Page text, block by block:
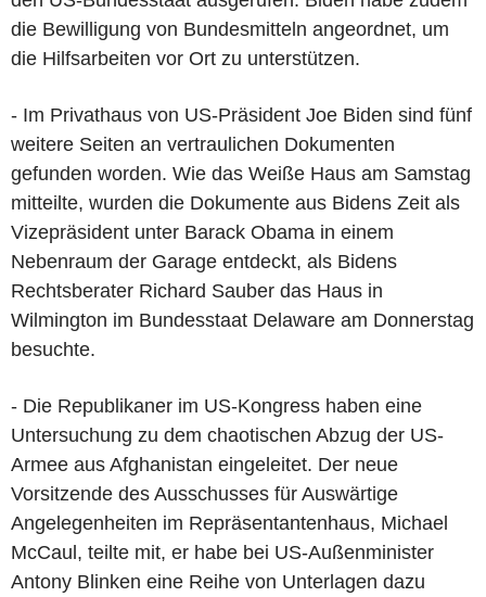
die Bewilligung von Bundesmitteln angeordnet, um
die Hilfsarbeiten vor Ort zu unterstützen.
- Im Privathaus von US-Präsident Joe Biden sind fünf
weitere Seiten an vertraulichen Dokumenten
gefunden worden. Wie das Weiße Haus am Samstag
mitteilte, wurden die Dokumente aus Bidens Zeit als
Vizepräsident unter Barack Obama in einem
Nebenraum der Garage entdeckt, als Bidens
Rechtsberater Richard Sauber das Haus in
Wilmington im Bundesstaat Delaware am Donnerstag
besuchte.
- Die Republikaner im US-Kongress haben eine
Untersuchung zu dem chaotischen Abzug der US-
Armee aus Afghanistan eingeleitet. Der neue
Vorsitzende des Ausschusses für Auswärtige
Angelegenheiten im Repräsentantenhaus, Michael
McCaul, teilte mit, er habe bei US-Außenminister
Antony Blinken eine Reihe von Unterlagen dazu